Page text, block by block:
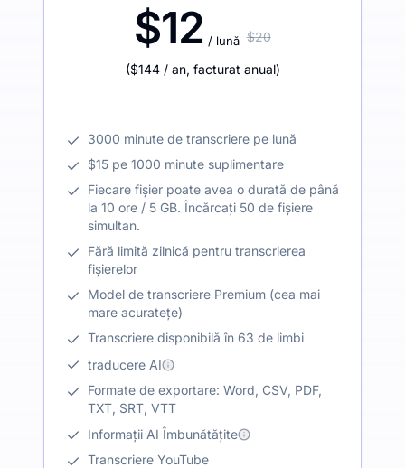
$12 / lună $20
($144 / an, facturat anual)
3000 minute de transcriere pe lună
$15 pe 1000 minute suplimentare
Fiecare fișier poate avea o durată de până
la 10 ore / 5 GB. Încărcați 50 de fișiere
simultan.
Fără limită zilnică pentru transcrierea
fișierelor
Model de transcriere Premium (cea mai
mare acuratețe)
Transcriere disponibilă în 63 de limbi
traducere AI
Formate de exportare: Word, CSV, PDF,
TXT, SRT, VTT
Informații AI Îmbunătățite
Transcriere YouTube